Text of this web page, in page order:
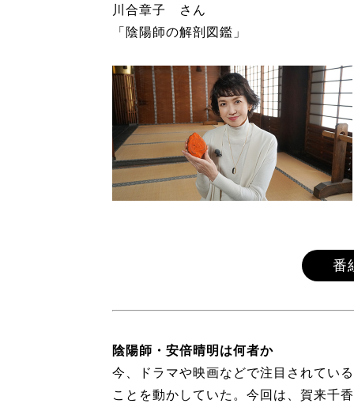
川合章子 さん
「陰陽師の解剖図鑑」
番
陰陽師・安倍晴明は何者か
今、ドラマや映画などで注目されてい
ことを動かしていた。今回は、賀来千